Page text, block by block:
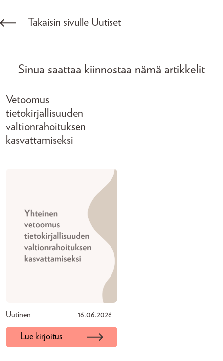
Takaisin sivulle Uutiset
Sinua saattaa kiinnostaa nämä artikkelit
Vetoomus
tietokirjallisuuden
valtionrahoituksen
kasvattamiseksi
Uutinen 16.06.2026
Lue kirjoitus